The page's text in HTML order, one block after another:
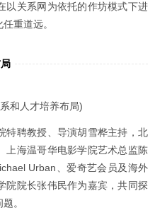
以关系网为依托的作坊模式下进
重道远。
和人才培养布局)
特聘教授、导演胡雪桦主持，北
上海温哥华电影学院艺术总监陈
Urban、爱奇艺会员及海外
院院长张伟民作为嘉宾，共同探
。